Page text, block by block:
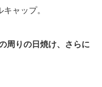
ャップ。
周りの日焼け、さらに